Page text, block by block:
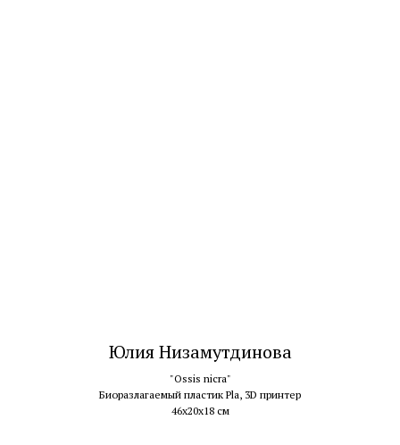
Юлия Низамутдинова
"Ossis nicra"
Биоразлагаемый пластик Pla, 3D принтер
46х20х18 см